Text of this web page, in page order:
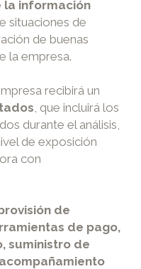
la información
situaciones de
de buenas
la empresa.
recibirá un
, que incluirá los
durante el análisis,
de exposición
con
de
de pago,
suministro de